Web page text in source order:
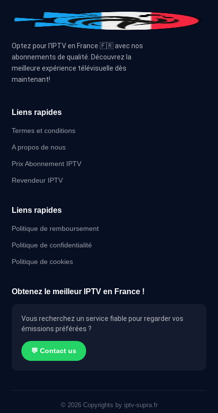
Optez pour l'IPTV en France 🇫🇷 avec nos
abonnements de qualité. Découvrez la
meilleure expérience télévisuelle dès
maintenant!
Liens rapides
Termes et conditions
A propos de nous
Prix Abonnement IPTV
Revendeur IPTV
Liens rapides
Politique de remboursement
Politique de confidentialité
Politique de cookies
Obtenez le meilleur IPTV en France !
Vous recherchez un service fiable pour regarder vos
émissions préférées ?
💬 Contact us
© 2026 Copyrights by iptv-supra.fr